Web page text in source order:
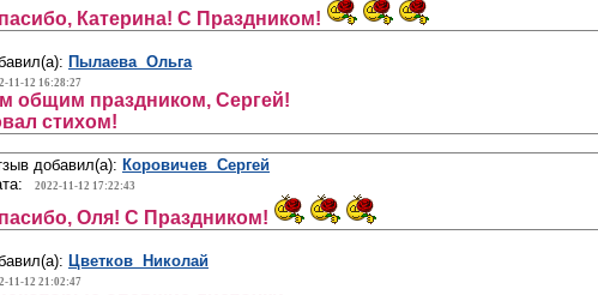
Катерина! С Праздником!
Пылаева Ольга
11-12 16:28:27
общим праздником, Сергей!
стихом!
добавил(а): Коровичев Сергей
2022-11-12 17:22:43
Оля! С Праздником!
Цветков Николай
11-12 21:02:47